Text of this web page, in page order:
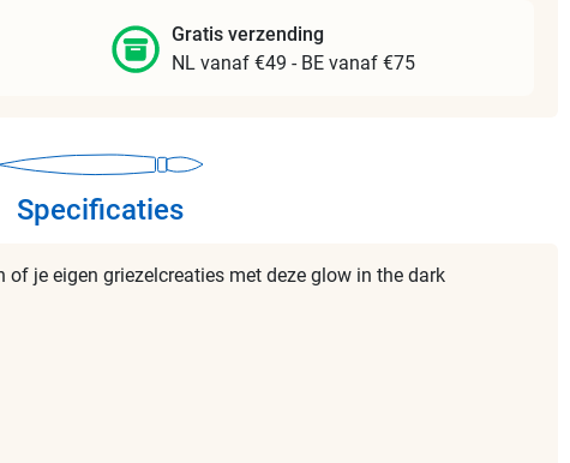
Gratis verzending
NL vanaf €49 - BE vanaf €75
Specificaties
je eigen griezelcreaties met deze glow in the dark